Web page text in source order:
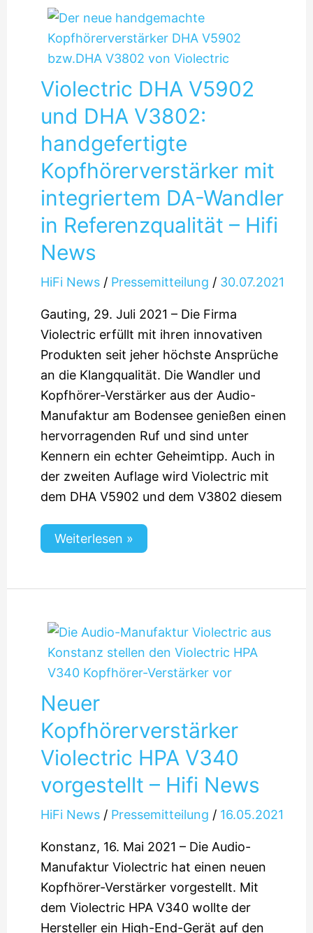
Violectric DHA V5902
und DHA V3802:
handgefertigte
Kopfhörerverstärker mit
integriertem DA-Wandler
in Referenzqualität – Hifi
News
HiFi News/ Pressemitteilung / 30.07.2021
Gauting, 29. Juli 2021 – Die Firma
Violectric erfüllt mit ihren innovativen
Produkten seit jeher höchste Ansprüche
an die Klangqualität. Die Wandler und
Kopfhörer-Verstärker aus der Audio-
Manufaktur am Bodensee genießen einen
hervorragenden Ruf und sind unter
Kennern ein echter Geheimtipp. Auch in
der zweiten Auflage wird Violectric mit
dem DHA V5902 und dem V3802 diesem
Weiterlesen »
Neuer
Kopfhörerverstärker
Violectric HPA V340
vorgestellt – Hifi News
HiFi News/ Pressemitteilung / 16.05.2021
Konstanz, 16. Mai 2021 – Die Audio-
Manufaktur Violectric hat einen neuen
Kopfhörer-Verstärker vorgestellt. Mit
dem Violectric HPA V340 wollte der
Hersteller ein High-End-Gerät auf den